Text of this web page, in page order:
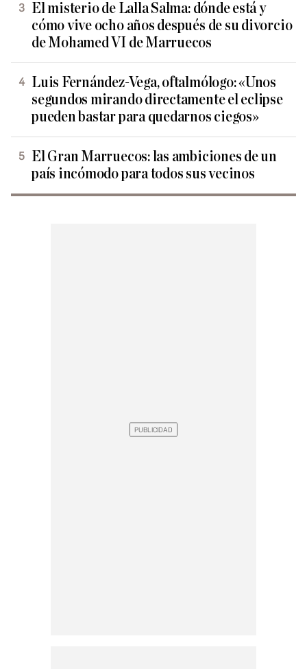
El misterio de Lalla Salma: dónde está y
cómo vive ocho años después de su divorcio
de Mohamed VI de Marruecos
Luis Fernández-Vega, oftalmólogo: «Unos
segundos mirando directamente el eclipse
pueden bastar para quedarnos ciegos»
El Gran Marruecos: las ambiciones de un
país incómodo para todos sus vecinos